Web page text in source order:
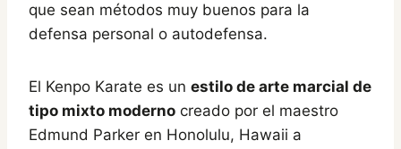
que sean métodos muy buenos para la
defensa personal o autodefensa.
El Kenpo Karate es un estilo de arte marcial de
tipo mixto moderno creado por el maestro
Edmund Parker en Honolulu, Hawaii a